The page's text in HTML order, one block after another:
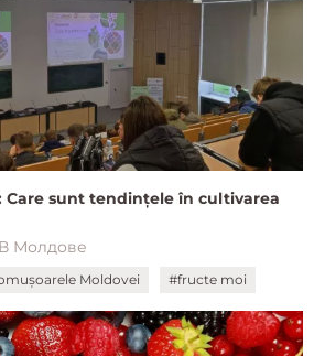
Care sunt tendințele în cultivarea
Молдове
Moldovei #fructe moi